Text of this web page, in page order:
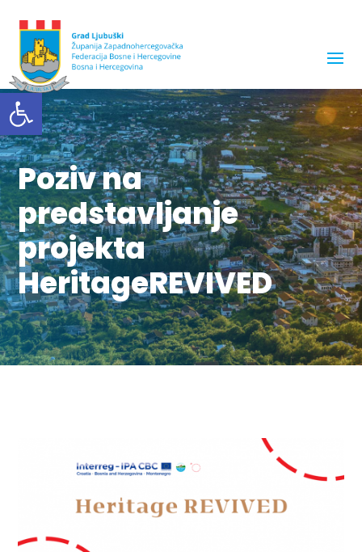
Poziv na
predstavljanje
projekta
HeritageREVIVED
Open toolbar